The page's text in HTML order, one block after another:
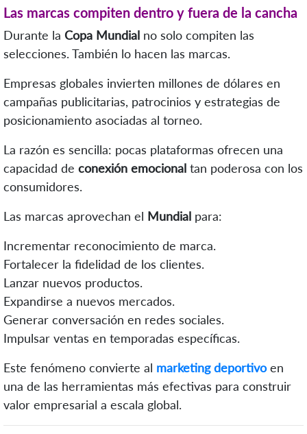
Las marcas compiten dentro y fuera de la cancha
Durante la Copa Mundial no solo compiten las
selecciones. También lo hacen las marcas.
Empresas globales invierten millones de dólares en
campañas publicitarias, patrocinios y estrategias de
posicionamiento asociadas al torneo.
La razón es sencilla: pocas plataformas ofrecen una
capacidad de conexión emocional tan poderosa con los
consumidores.
Las marcas aprovechan el Mundial para:
Incrementar reconocimiento de marca.
Fortalecer la fidelidad de los clientes.
Lanzar nuevos productos.
Expandirse a nuevos mercados.
Generar conversación en redes sociales.
Impulsar ventas en temporadas específicas.
Este fenómeno convierte al marketing deportivoen
una de las herramientas más efectivas para construir
valor empresarial a escala global.